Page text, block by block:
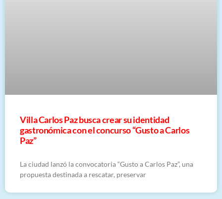
Villa Carlos Paz busca crear su identidad
gastronómica con el concurso “Gusto a Carlos
Paz”
La ciudad lanzó la convocatoria “Gusto a Carlos Paz”, una
propuesta destinada a rescatar, preservar